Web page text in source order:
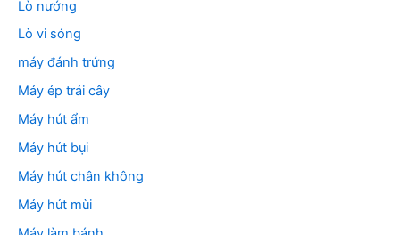
Lò nướng
Lò vi sóng
máy đánh trứng
Máy ép trái cây
Máy hút ẩm
Máy hút bụi
Máy hút chân không
Máy hút mùi